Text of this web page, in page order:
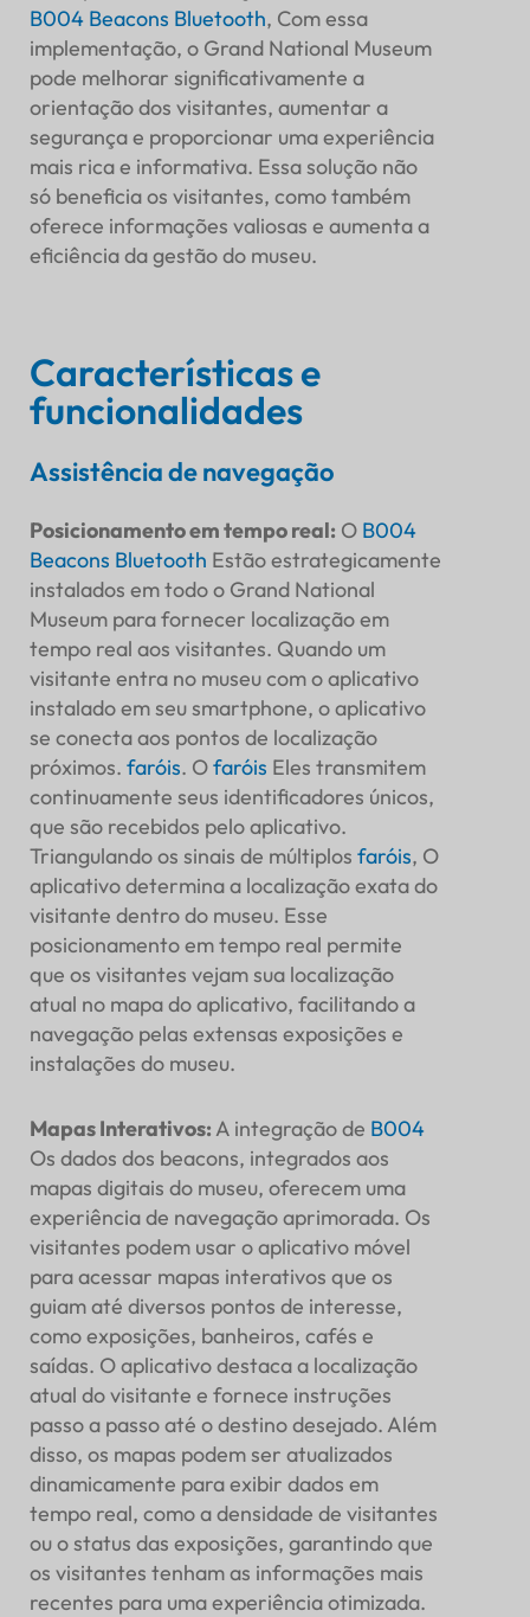
B004 Beacons Bluetooth, Com essa
implementação, o Grand National Museum
pode melhorar significativamente a
orientação dos visitantes, aumentar a
segurança e proporcionar uma experiência
mais rica e informativa. Essa solução não
só beneficia os visitantes, como também
oferece informações valiosas e aumenta a
eficiência da gestão do museu.
Características e
funcionalidades
Assistência de navegação
Posicionamento em tempo real: O B004
Beacons Bluetooth Estão estrategicamente
instalados em todo o Grand National
Museum para fornecer localização em
tempo real aos visitantes. Quando um
visitante entra no museu com o aplicativo
instalado em seu smartphone, o aplicativo
se conecta aos pontos de localização
próximos. faróis. Ofaróis Eles transmitem
continuamente seus identificadores únicos,
que são recebidos pelo aplicativo.
Triangulando os sinais de múltiplos faróis, O
aplicativo determina a localização exata do
visitante dentro do museu. Esse
posicionamento em tempo real permite
que os visitantes vejam sua localização
atual no mapa do aplicativo, facilitando a
navegação pelas extensas exposições e
instalações do museu.
Mapas Interativos:A integração de B004
Os dados dos beacons, integrados aos
mapas digitais do museu, oferecem uma
experiência de navegação aprimorada. Os
visitantes podem usar o aplicativo móvel
para acessar mapas interativos que os
guiam até diversos pontos de interesse,
como exposições, banheiros, cafés e
saídas. O aplicativo destaca a localização
atual do visitante e fornece instruções
passo a passo até o destino desejado. Além
disso, os mapas podem ser atualizados
dinamicamente para exibir dados em
tempo real, como a densidade de visitantes
ou o status das exposições, garantindo que
os visitantes tenham as informações mais
recentes para uma experiência otimizada.